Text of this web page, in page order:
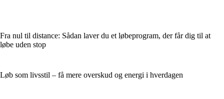
Fra nul til distance: Sådan laver du et løbeprogram, der får dig til at
løbe uden stop
Løb som livsstil – få mere overskud og energi i hverdagen